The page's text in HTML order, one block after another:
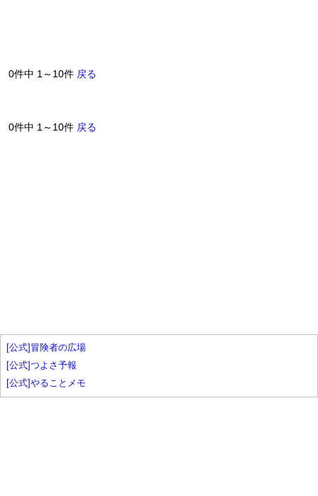
0件中 1～10件 戻る
0件中 1～10件 戻る
[公式]冒険者の広場
[公式]つよさ予報
[公式]やることメモ